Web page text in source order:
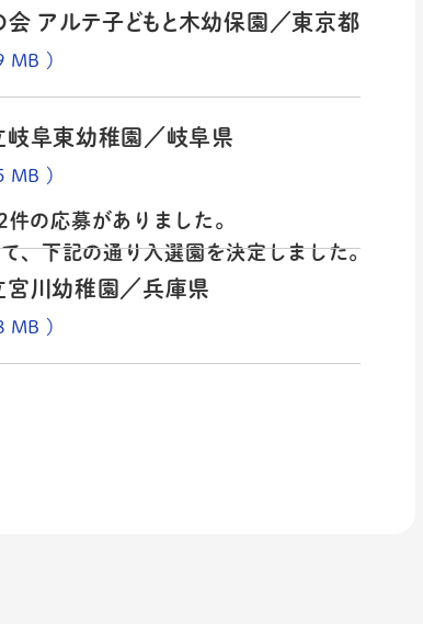
件の応募がありました。
、下記の通り入選園を決定しました。
会 アルテ子どもと木幼保園／東京都
MB ）
岐阜東幼稚園／岐阜県
MB ）
宮川幼稚園／兵庫県
MB ）